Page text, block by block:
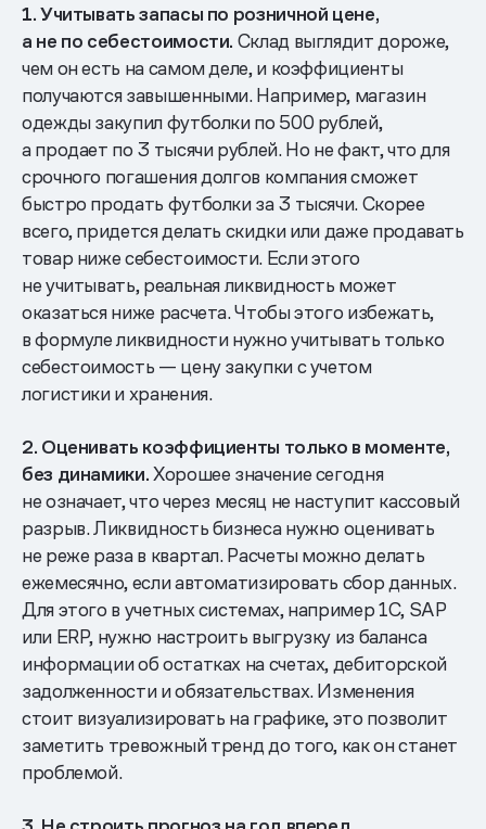
1. Учитывать запасы по розничной цене,
а не по себестоимости. Склад выглядит дороже,
чем он есть на самом деле, и коэффициенты
получаются завышенными. Например, магазин
одежды закупил футболки по 500 рублей,
а продает по 3 тысячи рублей. Но не факт, что для
срочного погашения долгов компания сможет
быстро продать футболки за 3 тысячи. Скорее
всего, придется делать скидки или даже продавать
товар ниже себестоимости. Если этого
не учитывать, реальная ликвидность может
оказаться ниже расчета. Чтобы этого избежать,
в формуле ликвидности нужно учитывать только
себестоимость — цену закупки с учетом
логистики и хранения.
2. Оценивать коэффициенты только в моменте,
без динамики.Хорошее значение сегодня
не означает, что через месяц не наступит кассовый
разрыв. Ликвидность бизнеса нужно оценивать
не реже раза в квартал. Расчеты можно делать
ежемесячно, если автоматизировать сбор данных.
Для этого в учетных системах, например 1С, SAP
или ERP, нужно настроить выгрузку из баланса
информации об остатках на счетах, дебиторской
задолженности и обязательствах. Изменения
стоит визуализировать на графике, это позволит
заметить тревожный тренд до того, как он станет
проблемой.